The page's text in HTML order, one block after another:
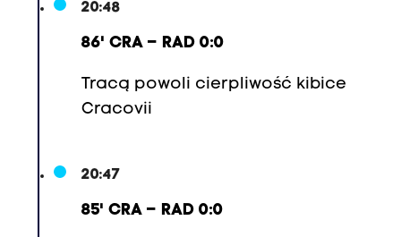
20:48
86' CRA – RAD 0:0
Tracą powoli cierpliwość kibice
Cracovii
20:47
85' CRA – RAD 0:0